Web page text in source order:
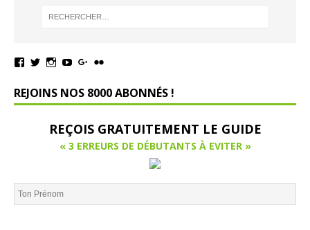
REJOINS NOS 8000 ABONNÉS !
REÇOIS GRATUITEMENT LE GUIDE
« 3 ERREURS DE DÉBUTANTS À EVITER »